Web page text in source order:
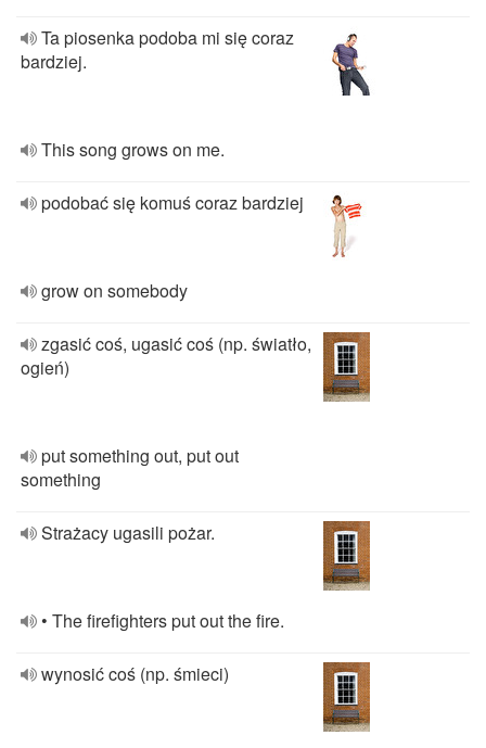
Ta piosenka podoba mi się coraz
bardziej.
This song grows on me.
podobać się komuś coraz bardziej
grow on somebody
zgasić coś, ugasić coś (np. światło,
ogień)
put something out, put out
something
Strażacy ugasili pożar.
• The firefighters put out the fire.
wynosić coś (np. śmieci)